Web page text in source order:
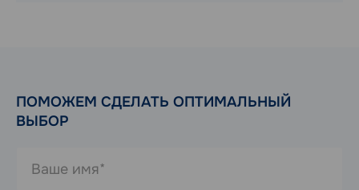
ПОМОЖЕМ СДЕЛАТЬ ОПТИМАЛЬНЫЙ
ВЫБОР